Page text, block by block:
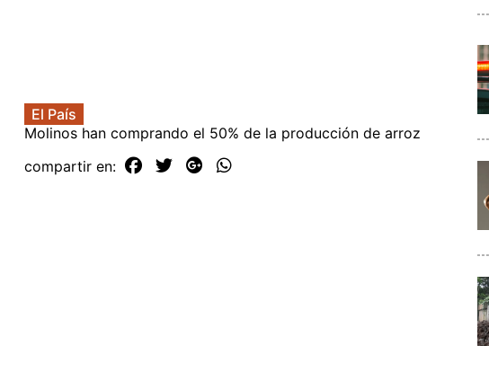
El País
Molinos han comprando el 50% de la producción de arroz
compartir en: